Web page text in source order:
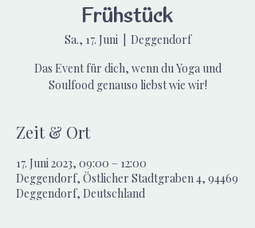
Frühstück
Sa., 17. Juni
  |
Deggendorf
Das Event für dich, wenn du Yoga und
Soulfood genauso liebst wie wir!
Zeit & Ort
17. Juni 2023, 09:00 – 12:00
Deggendorf, Östlicher Stadtgraben 4, 94469
Deggendorf, Deutschland